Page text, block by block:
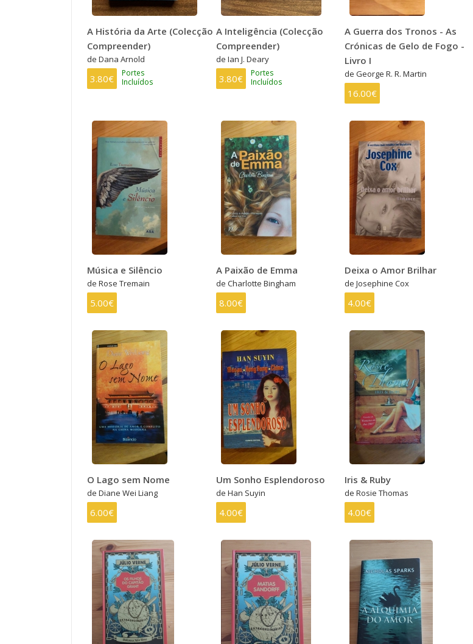
A História da Arte (Colecção
Compreender)
de Dana Arnold
3.80€
Portes
Incluídos
A Inteligência (Colecção
Compreender)
de Ian J. Deary
3.80€
Portes
Incluídos
A Guerra dos Tronos - As
Crónicas de Gelo de Fogo -
Livro I
de George R. R. Martin
16.00€
Música e Silêncio
de Rose Tremain
5.00€
A Paixão de Emma
de Charlotte Bingham
8.00€
Deixa o Amor Brilhar
de Josephine Cox
4.00€
O Lago sem Nome
de Diane Wei Liang
6.00€
Um Sonho Esplendoroso
de Han Suyin
4.00€
Iris & Ruby
de Rosie Thomas
4.00€